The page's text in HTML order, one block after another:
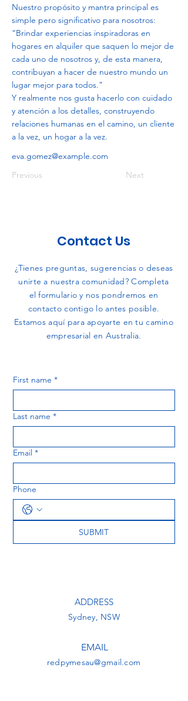
Nuestro propósito y mantra principal es
simple pero significativo para nosotros:
“Brindar experiencias inspiradoras en
hogares en alquiler que saquen lo mejor de
cada uno de nosotros y, de esta manera,
contribuyan a hacer de nuestro mundo un
lugar mejor para todos.”
Y realmente nos gusta hacerlo con cuidado
y atención a los detalles, construyendo
relaciones humanas en el camino, un cliente
a la vez, un hogar a la vez.
eva.gomez@example.com
Previous
Next
Contact Us
¿Tienes preguntas, sugerencias o deseas
unirte a nuestra comunidad? Completa
el formulario y nos pondremos en
contacto contigo lo antes posible.
Estamos aquí para apoyarte en tu camino
empresarial en Australia.
First name *
Last name *
Email *
Phone
SUBMIT
ADDRESS
Sydney, NSW
EMAIL
redpymesau@gmail.com